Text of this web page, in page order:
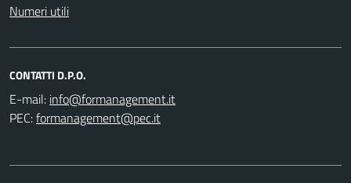
Numeri utili
CONTATTI D.P.O.
E-mail:
PEC: